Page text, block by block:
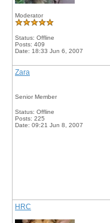
Moderator
Status: Offline
Posts: 409
Date: 18:33 Jun 6, 2007
Zara
Senior Member
Status: Offline
Posts: 225
Date: 09:21 Jun 8, 2007
HRC